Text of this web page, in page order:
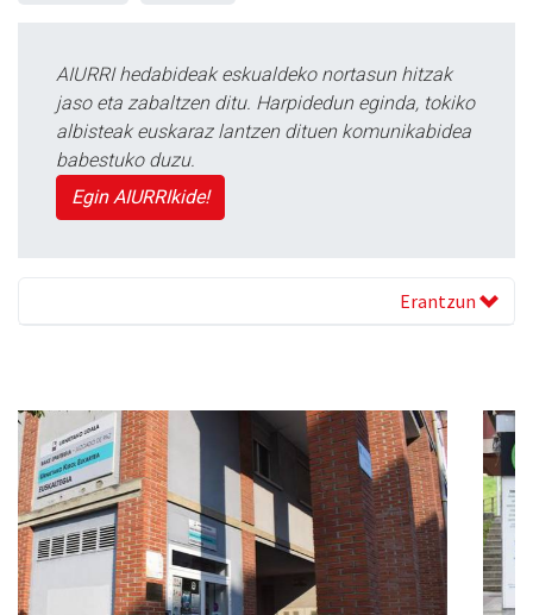
AIURRI hedabideak eskualdeko nortasun hitzak
jaso eta zabaltzen ditu. Harpidedun eginda, tokiko
albisteak euskaraz lantzen dituen komunikabidea
babestuko duzu.
Egin AIURRIkide!
Erantzun